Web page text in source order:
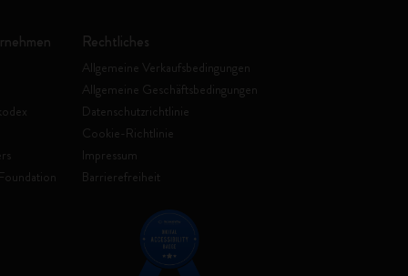
Rechtliches
Allgemeine Verkaufsbedingungen
Allgemeine Geschäftsbedingungen
Datenschutzrichtlinie
Cookie-Richtlinie
Impressum
Barrierefreiheit